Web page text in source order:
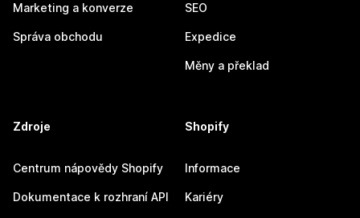
Marketing a konverze
Správa obchodu
SEO
Expedice
Měny a překlad
Zdroje
Centrum nápovědy Shopify
Dokumentace k rozhraní API
Shopify
Informace
Kariéry